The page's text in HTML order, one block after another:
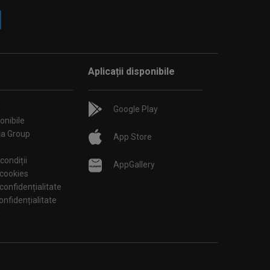
Group
de confidențialitate
Aplicații disponibile
Google Play
App Store
AppGallery